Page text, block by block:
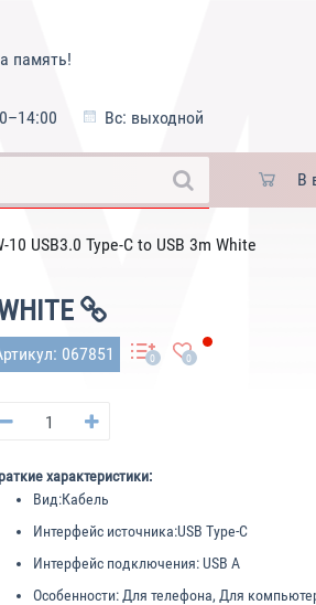
память!
Вс: выходной
В
10 USB3.0 Type-C to USB 3m White
067851 0 0
характеристики:
Вид:Кабель
Интерфейс источника:USB Type-C
Интерфейс подключения:USB A
Особенности:Для телефона, Для